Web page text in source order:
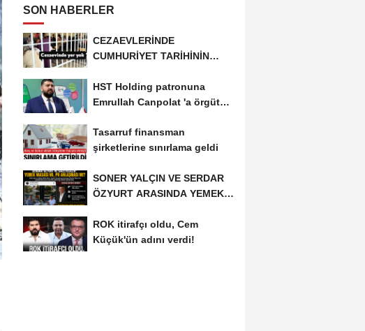
SON HABERLER
CEZAEVLERİNDE
CUMHURİYET TARİHİNİN
KİŞİ...
HST Holding patronuna
Emrullah Canpolat 'a örgüt
Tasarruf finansman
şirketlerine sınırlama geldi
SONER YALÇIN VE SERDAR
ÖZYURT ARASINDA YEMEK
ROK itirafçı oldu, Cem
Küçük'ün adını verdi!